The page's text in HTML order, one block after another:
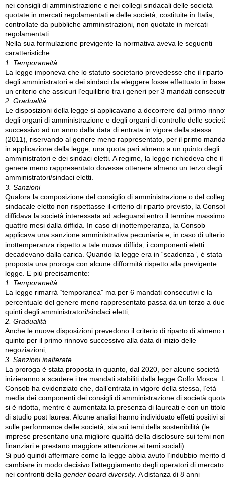
nei consigli di amministrazione e nei collegi sindacali delle società
quotate in mercati regolamentati e delle società, costituite in Italia,
controllate da pubbliche amministrazioni, non quotate in mercati
regolamentati.
Nella sua formulazione previgente la normativa aveva le seguenti
caratteristiche:
1. Temporaneità
La legge imponeva che lo statuto societario prevedesse che il riparto
degli amministratori e dei sindaci da eleggere fosse effettuato in
un criterio che assicuri l’equilibrio tra i generi per 3 mandati
2. Gradualità
Le disposizioni della legge si applicavano a decorrere dal primo
degli organi di amministrazione e degli organi di controllo delle
successivo ad un anno dalla data di entrata in vigore della stessa
(2011), riservando al genere meno rappresentato, per il primo
in applicazione della legge, una quota pari almeno a un quinto degli
amministratori e dei sindaci eletti. A regime, la legge richiedeva che il
genere meno rappresentato dovesse ottenere almeno un terzo degli
amministratori/sindaci eletti.
3. Sanzioni
Qualora la composizione del consiglio di amministrazione o del
sindacale eletto non rispettasse il criterio di riparto previsto, la
diffidava la società interessata ad adeguarsi entro il termine
quattro mesi dalla diffida. In caso di inottemperanza, la Consob
applicava una sanzione amministrativa pecuniaria e, in caso di
inottemperanza rispetto a tale nuova diffida, i componenti eletti
decadevano dalla carica. Quando la legge era in “scadenza”, è stata
proposta una proroga con alcune difformità rispetto alla previgente
legge. E più precisamente:
1. Temporaneità
La legge rimarrà “temporanea” ma per 6 mandati consecutivi e la
percentuale del genere meno rappresentato passa da un terzo a due
quinti degli amministratori/sindaci eletti;
2. Gradualità
Anche le nuove disposizioni prevedono il criterio di riparto di almeno
quinto per il primo rinnovo successivo alla data di inizio delle
negoziazioni;
3. Sanzioni inalterate
La proroga è stata proposta in quanto, dal 2020, per alcune società
inizieranno a scadere i tre mandati stabiliti dalla legge Golfo Mosca.
Consob ha evidenziato che, dall’entrata in vigore della stessa, l’età
media dei componenti dei consigli di amministrazione di società
si è ridotta, mentre è aumentata la presenza di laureati e con un
di studio post laurea. Alcune analisi hanno individuato effetti positivi
sulle performance delle società, sia sui temi della sostenibilità (le
imprese presentano una migliore qualità della disclosure sui temi non
finanziari e prestano maggiore attenzione ai temi sociali).
Si può quindi affermare come la legge abbia avuto l’indubbio merito
cambiare in modo decisivo l’atteggiamento degli operatori di mercato
nei confronti della gender board diversity. A distanza di 8 anni